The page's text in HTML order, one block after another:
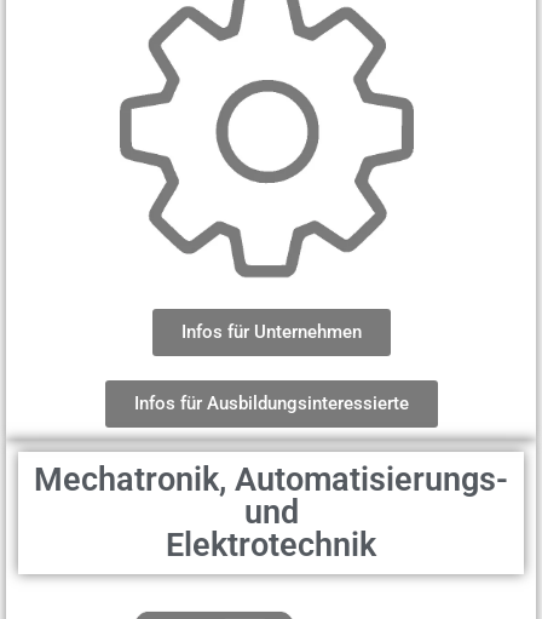
Infos für Unternehmen
Infos für Ausbildungsinteressierte
Mechatronik, Automatisierungs-
und
Elektrotechnik